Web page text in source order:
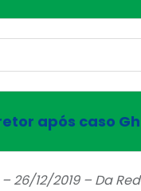
após caso
26/12/2019 – Da